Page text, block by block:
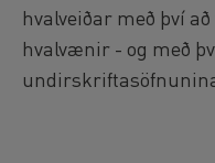
hvalveiðar með því
hvalvænir - og með